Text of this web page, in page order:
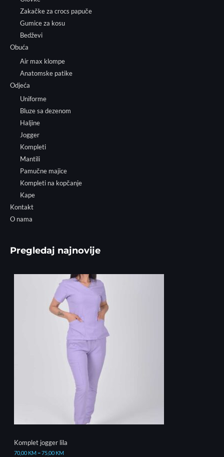
Zakačke za crocs papuče
Gumice za kosu
Bedževi
Obuća
Air max klompe
Anatomske patike
Odjeća
Uniforme
Bluze sa dezenom
Haljine
Jogger
Kompleti
Mantili
Pamučne majice
Kompleti na kopčanje
Kape
Kontakt
O nama
Pregledaj najnovije
Komplet jogger lila
70,00 KM–75,00 KM